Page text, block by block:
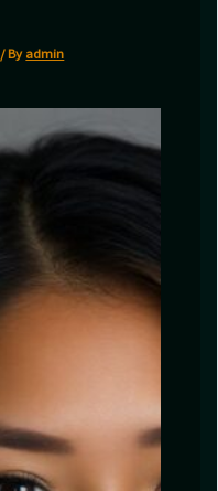
/ Byadmin